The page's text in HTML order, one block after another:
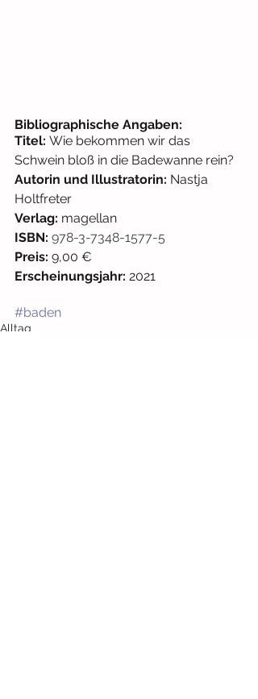
Bibliographische Angaben:
Titel: Wie bekommen wir das
Schwein bloß in die Badewanne rein?
Autorin und Illustratorin: Nastja
Holtfreter
Verlag: magellan
ISBN: 978-3-7348-1577-5
Preis: 9,00 €
Erscheinungsjahr: 2021
#baden
Alltag